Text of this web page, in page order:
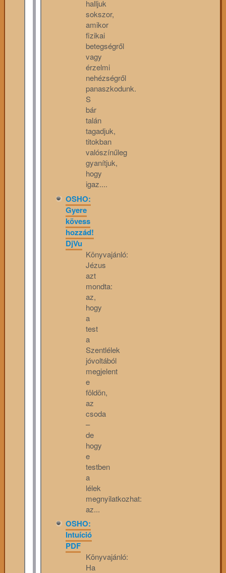
halljuk
sokszor,
amikor
fizikai
betegségről
vagy
érzelmi
nehézségről
panaszkodunk.
S
bár
talán
tagadjuk,
titokban
valószínűleg
gyanítjuk,
hogy
igaz....
OSHO:
Gyere
kövess
hozzád!
DjVu
Könyvajánló:
Jézus
azt
mondta:
az,
hogy
a
test
a
Szentlélek
jóvoltából
megjelent
e
földön,
az
csoda
–
de
hogy
e
testben
a
lélek
megnyilatkozhat:
az...
OSHO:
Intuíció
PDF
Könyvajánló:
Ha